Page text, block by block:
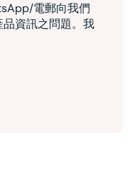
電郵向我們
資訊之問題。我